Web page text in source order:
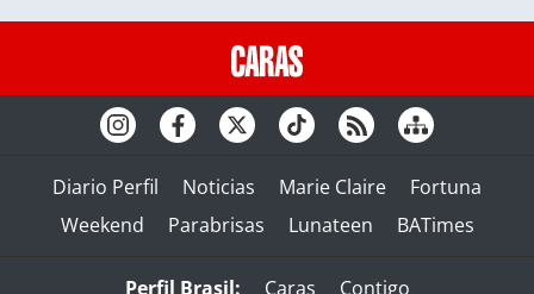
Diario Perfil Noticias Marie Claire
Fortuna
Weekend
Parabrisas Lunateen BATimes
Perfil Brasil: Caras Contigo